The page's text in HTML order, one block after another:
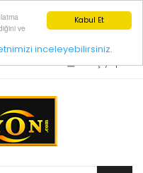
Kabul Et
ve
inceleyebilirsiniz.
Giriş yap